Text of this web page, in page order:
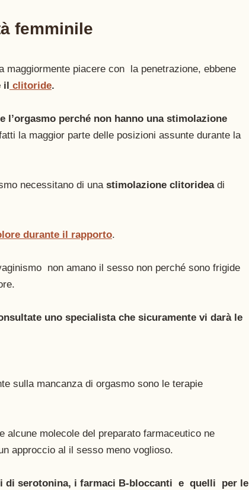
femminile
maggiormente piacere con  la penetrazione, ebbene
clitoride.
l’orgasmo perché non hanno una stimolazione
la maggior parte delle posizioni assunte durante la
necessitano di una stimolazione clitoridea di
durante il rapporto.
non amano il sesso non perché sono frigide
uno specialista che sicuramente vi darà le
sulla mancanza di orgasmo sono le terapie
alcune molecole del preparato farmaceutico ne
approccio al il sesso meno voglioso.
di serotonina, i farmaci B-bloccanti  e  quelli  per le